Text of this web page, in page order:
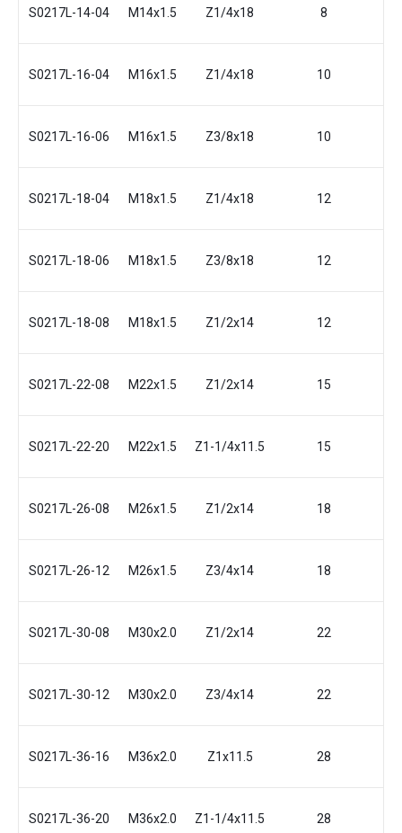
S0217L-14-04 M14x1.5 Z1/4x18 8
S0217L-16-04 M16x1.5 Z1/4x18 10
S0217L-16-06 M16x1.5 Z3/8x18 10
S0217L-18-04 M18x1.5 Z1/4x18 12
S0217L-18-06 M18x1.5 Z3/8x18 12
S0217L-18-08 M18x1.5 Z1/2x14 12
S0217L-22-08 M22x1.5 Z1/2x14 15
S0217L-22-20 M22x1.5 Z1-1/4x11.5 15
S0217L-26-08 M26x1.5 Z1/2x14 18
S0217L-26-12 M26x1.5 Z3/4x14 18
S0217L-30-08 M30x2.0 Z1/2x14 22
S0217L-30-12 M30x2.0 Z3/4x14 22
S0217L-36-16 M36x2.0 Z1x11.5 28
S0217L-36-20 M36x2.0 Z1-1/4x11.5 28